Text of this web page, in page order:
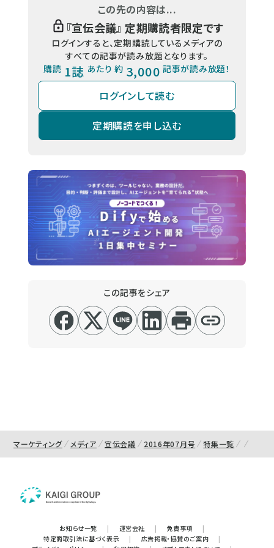
この先の内容は...
『宣伝会議』 定期購読者限定です
ログインすると、定期購読しているメディアの
すべての記事が読み放題となります。
購読 1誌 あたり 約 3,000 記事が読み放題！
ログインして読む
定期購読を申し込む
この記事をシェア
マーケティング メディア 宣伝会議 2016年07月号 特集一覧
お知らせ一覧 | 運営会社 | 免責事項
|
特定商取引法に基づく表示
| 広告掲載・協賛のご案内
|